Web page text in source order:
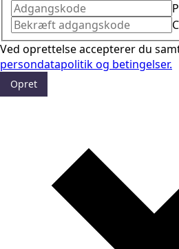
Ved oprettelse accepterer du
persondatapolitik og betingelser.
Opret